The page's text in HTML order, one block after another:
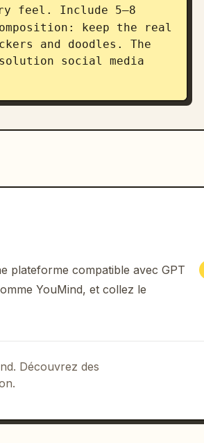
feel. Include 5–8
keep the real
and doodles. The
social media
plateforme compatible avec GPT
YouMind, et collez le
Découvrez des